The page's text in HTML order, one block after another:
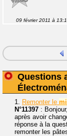
09 février 2011 à
Questions
1. Remonter le
N°11397 : Bonjour,
après avoir
réponse à la
remonter les